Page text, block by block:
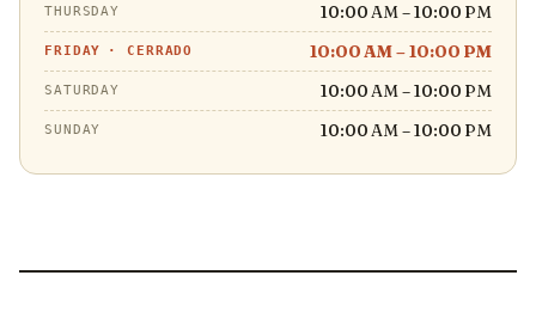
THURSDAY 10:00 AM – 10:00 PM
FRIDAY ·CERRADO 10:00 AM – 10:00 PM
SATURDAY 10:00 AM – 10:00 PM
SUNDAY 10:00 AM – 10:00 PM